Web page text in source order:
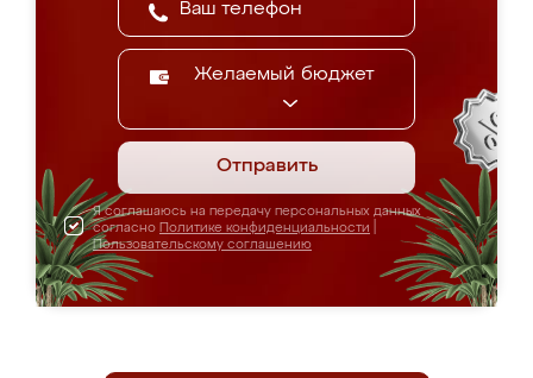
Желаемый бюджет
Отправить
Я соглашаюсь на передачу персональных данных
согласно Политике конфиденциальности
Пользовательскому соглашению